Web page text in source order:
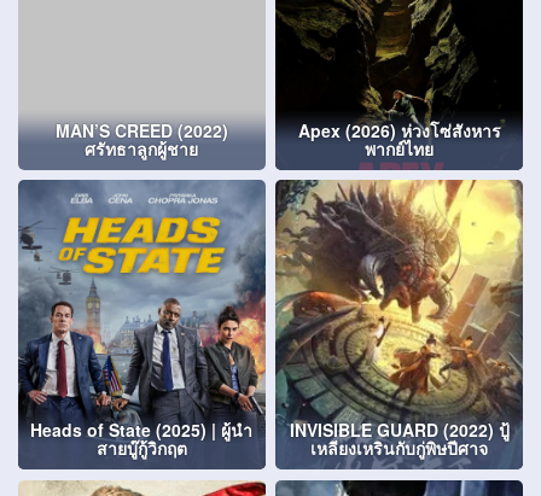
MAN’S CREED (2022)
ศรัทธาลูกผู้ชาย
Apex (2026) ห่วงโซ่สังหาร
พากย์ไทย
Heads of State (2025) | ผู้นำ
สายบู๊กู้วิกฤต
INVISIBLE GUARD (2022) ปู้
เหลียงเหรินกับกู่พิษปีศาจ